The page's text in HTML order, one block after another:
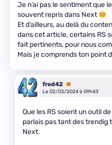
Je n’ai pas le sentiment que
souvent repris dans Next
Et d’ailleurs, au delà du
dans cet article, certains RS
fait pertinents, pour nous
Mais je comprends ton point
fred42 Premium
Le 02/03/2024 à 09h43
Que les RS soient un outil
parlais pas tant des trendig
Next.